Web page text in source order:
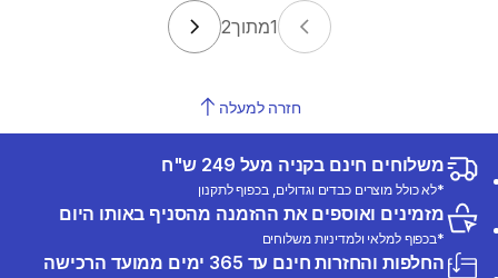
1מתוך2
חזרה למעלה
משלוחים חינם בקניה מעל 249 ש"ח
*לא כולל מוצרים כבדים וגדולים, בכפוף לתקנון
מזמינים ואוספים את ההזמנה מהסניף באותו היום
*בכפוף למלאי ולמדיניות משלוחים
החלפות והחזרות חינם עד 365 ימים ממועד הרכישה